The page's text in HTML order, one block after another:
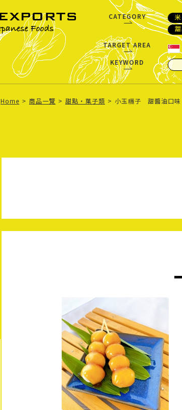
CATEGORY
TARGET AREA
KEYWORD
Home 商品一覽 甜點・菓子類 小玉糰子 甜醬油口味